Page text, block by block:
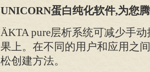
UNICORN蛋白纯化软件,为您
ÄKTA pure层析系统可减少手
果上。在不同的用户和应用之
松创建方法。